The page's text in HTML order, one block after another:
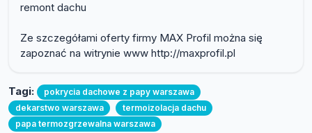
remont dachu
Ze szczegółami oferty firmy MAX Profil można się
zapoznać na witrynie www http://maxprofil.pl
Tagi:
pokrycia dachowe z papy warszawa
dekarstwo warszawa
termoizolacja dachu
papa termozgrzewalna warszawa